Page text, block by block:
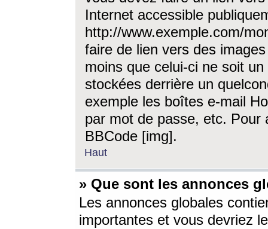
Internet accessible
http://www.exemple.com/
faire de lien vers des
moins que celui-ci ne soit
stockées derrière un
exemple les boîtes e-mail
par mot de passe, etc. Pour
BBCode [img].
Haut
» Que sont les annonces
Les annonces globales
importantes et vous devriez